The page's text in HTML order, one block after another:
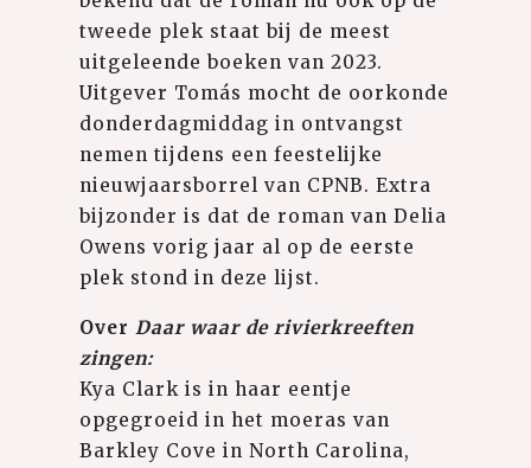
tweede plek staat bij de meest
uitgeleende boeken van 2023.
Uitgever Tomás mocht de oorkonde
donderdagmiddag in ontvangst
nemen tijdens een feestelijke
nieuwjaarsborrel van CPNB. Extra
bijzonder is dat de roman van Delia
Owens vorig jaar al op de eerste
plek stond in deze lijst.
Over Daar waar de rivierkreeften
zingen:
Kya Clark is in haar eentje
opgegroeid in het moeras van
Barkley Cove in North Carolina,